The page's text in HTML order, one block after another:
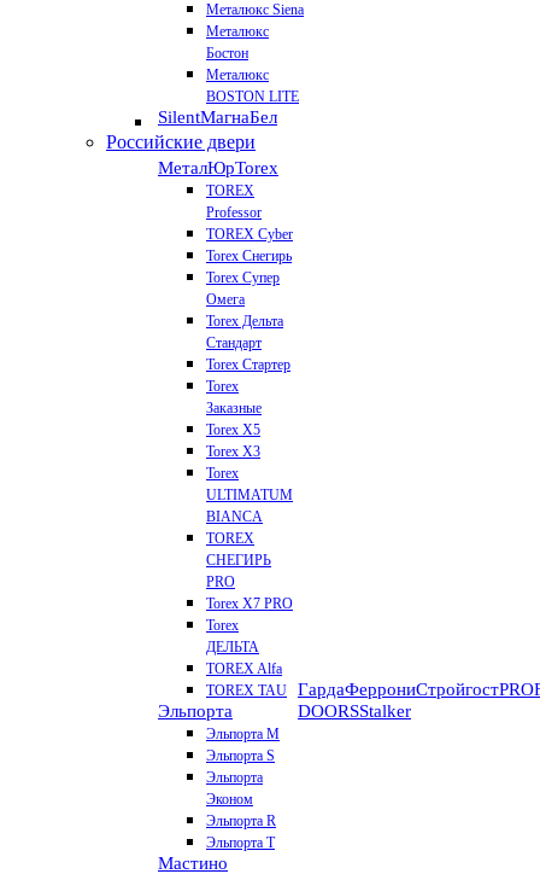
Металюкс Siena
Металюкс
Бостон
Металюкс
BOSTON LITE
SilentМагнаБел
Российские двери
МеталЮрTorex
TOREX
Professor
TOREX Cyber
Torex Снегирь
Torex Супер
Омега
Torex Дельта
Стандарт
Torex Стартер
Torex
Заказные
Torex Х5
Torex Х3
Torex
ULTIMATUM
BIANCA
TOREX
СНЕГИРЬ
PRO
Torex X7 PRO
Torex
ДЕЛЬТА
TOREX Alfa
TOREX TAU
Эльпорта
Эльпорта M
Эльпорта S
Эльпорта
Эконом
Эльпорта R
Эльпорта Т
Мастино
ГардаФеррониСтройгост
DOORSStalker